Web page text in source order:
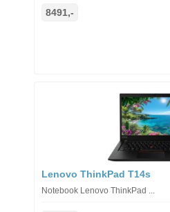
8491,-
Lenovo ThinkPad T14s
Notebook Lenovo ThinkPad ...